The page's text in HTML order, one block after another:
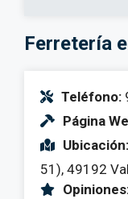
Ferretería
Teléfono:
Página
Ubicación:
51), 49192